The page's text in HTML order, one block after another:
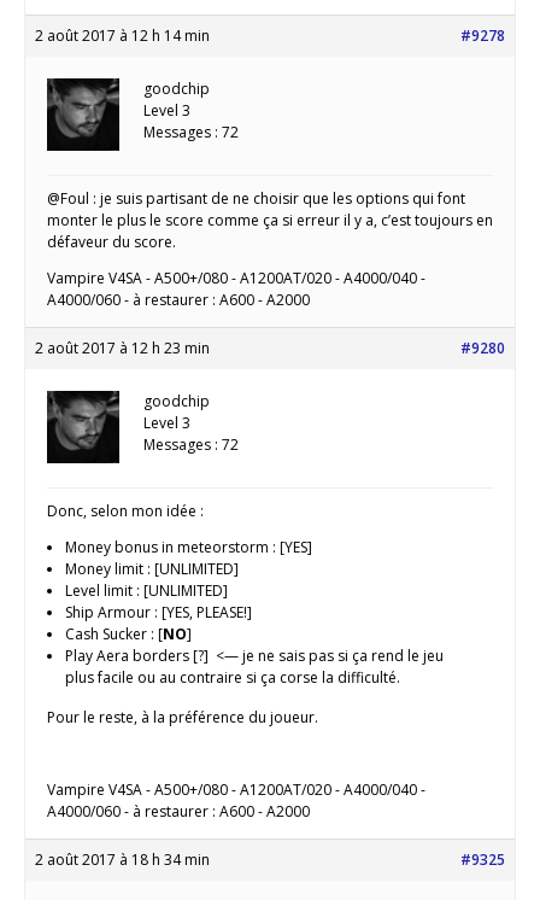
2 août 2017 à 12 h 14 min #9278
goodchip
Level 3
Messages : 72
@Foul : je suis partisant de ne choisir que les options qui font
monter le plus le score comme ça si erreur il y a, c’est toujours en
défaveur du score.
Vampire V4SA - A500+/080 - A1200AT/020 - A4000/040 -
A4000/060 - à restaurer : A600 - A2000
2 août 2017 à 12 h 23 min #9280
goodchip
Level 3
Messages : 72
Donc, selon mon idée :
Money bonus in meteorstorm : [YES]
Money limit : [UNLIMITED]
Level limit : [UNLIMITED]
Ship Armour : [YES, PLEASE!]
Cash Sucker : [NO]
Play Aera borders [?] <— je ne sais pas si ça rend le jeu
plus facile ou au contraire si ça corse la difficulté.
Pour le reste, à la préférence du joueur.
Vampire V4SA - A500+/080 - A1200AT/020 - A4000/040 -
A4000/060 - à restaurer : A600 - A2000
2 août 2017 à 18 h 34 min #9325